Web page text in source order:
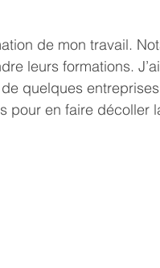
de mon travail.
leurs formations.
quelques entreprises
pour en faire décoller